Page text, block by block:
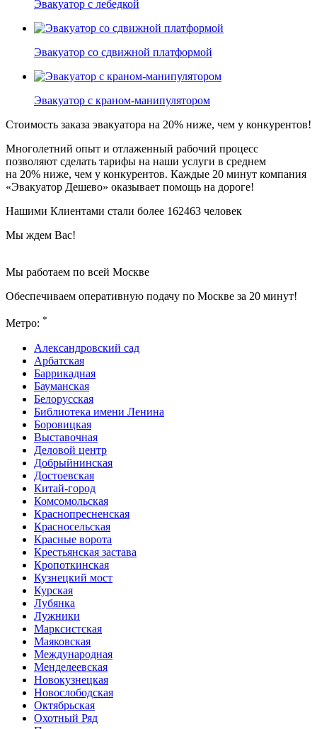
Эвакуатор с лебедкой
Эвакуатор со сдвижной платформой
Эвакуатор с краном-манипулятором
Стоимость заказа эвакуатора на 20% ниже, чем у конкурентов!
Многолетний опыт и отлаженный рабочий процесс
позволяют сделать тарифы на наши услуги в среднем
на 20% ниже, чем у конкурентов. Каждые 20 минут компания
«Эвакуатор Дешево» оказывает помощь на дороге!
Нашими Клиентами стали более 162463 человек
Мы ждем Вас!
Мы работаем по всей Москве
Обеспечиваем оперативную подачу по Москве за 20 минут!
Метро: *
Александровский сад
Арбатская
Баррикадная
Бауманская
Белорусская
Библиотека имени Ленина
Боровицкая
Выставочная
Деловой центр
Добрыйнинская
Достоевская
Китай-город
Комсомольская
Краснопресненская
Красносельская
Красные ворота
Крестьянская застава
Кропоткинская
Кузнецкий мост
Курская
Лубянка
Лужники
Марксистская
Маяковская
Международная
Менделеевская
Новокузнецкая
Новослободская
Октябрьская
Охотный Ряд